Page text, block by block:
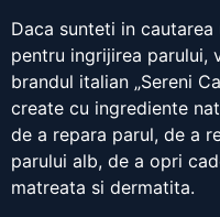
Daca sunteti in
pentru ingrijirea parului,
brandul italian „Sereni
create cu ingrediente
de a repara parul, de a
parului alb, de a opri
matreata si dermatita.